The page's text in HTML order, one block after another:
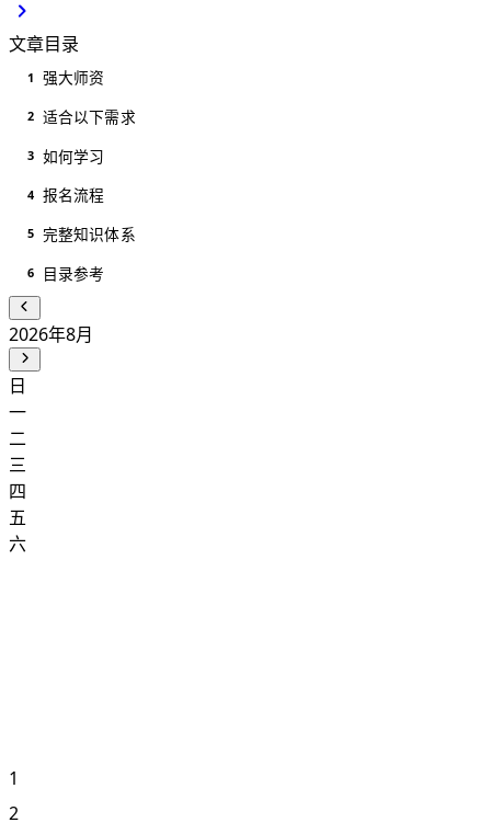
文章目录
1 强大师资
2 适合以下需求
3 如何学习
4 报名流程
5 完整知识体系
6 目录参考
2026年8月
日
一
二
三
四
五
六
1
2